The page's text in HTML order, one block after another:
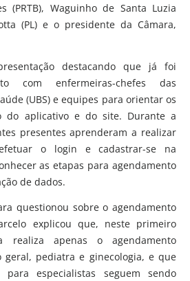
(PRTB), Waguinho de Santa Luzia
(PL) e o presidente da Câmara,
destacando que já foi
com enfermeiras-chefes das
(UBS) e equipes para orientar os
do aplicativo e do site. Durante a
presentes aprenderam a realizar
o login e cadastrar-se na
as etapas para agendamento
de dados.
questionou sobre o agendamento
explicou que, neste primeiro
realiza apenas o agendamento
geral, pediatra e ginecologia, e que
para especialistas seguem sendo